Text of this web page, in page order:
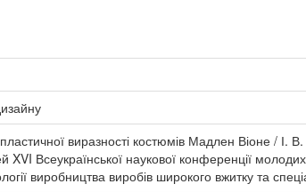
виразності костюмів Мадлен Віоне / І.
Всеукраїнської наукової конференції
виробництва виробів широкого вжитку та